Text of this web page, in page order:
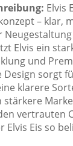
Elvis
– klar,
Elvis ein
und
Design sorgt
klarere
stärkere
vertrauten
Elvis Eis so